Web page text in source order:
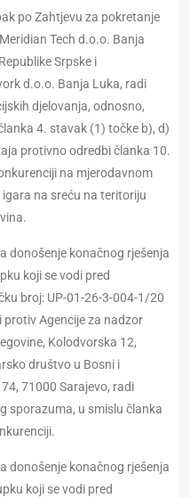
po Zahtjevu za pokretanje
Tech d.o.o. Banja
Srpske i
d.o.o. Banja Luka, radi
djelovanja, odnosno,
4. stavak (1) točke b), d)
protivno odredbi članka 10.
na mjerodavnom
na sreću na teritoriju
donošenje konačnog rješenja
koji se vodi pred
broj: UP-01-26-3-004-1/20
Agencije za nadzor
Kolodvorska 12,
društvo u Bosni i
71000 Sarajevo, radi
sporazuma, u smislu članka
donošenje konačnog rješenja
koji se vodi pred